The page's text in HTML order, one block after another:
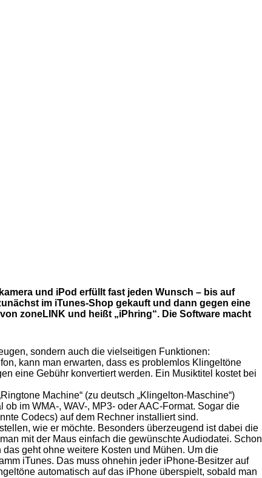
und iPod erfüllt fast jeden Wunsch – bis auf
im iTunes-Shop gekauft und dann gegen eine
zoneLINK und heißt „iPhring“. Die Software macht
sondern auch die vielseitigen Funktionen:
kann man erwarten, dass es problemlos Klingeltöne
eine Gebühr konvertiert werden. Ein Musiktitel kostet bei
Machine“ (zu deutsch „Klingelton-Maschine“)
im WMA-, WAV-, MP3- oder AAC-Format. Sogar die
Codecs) auf dem Rechner installiert sind.
wie er möchte. Besonders überzeugend ist dabei die
mit der Maus einfach die gewünschte Audiodatei. Schon
geht ohne weitere Kosten und Mühen. Um die
iTunes. Das muss ohnehin jeder iPhone-Besitzer auf
automatisch auf das iPhone überspielt, sobald man